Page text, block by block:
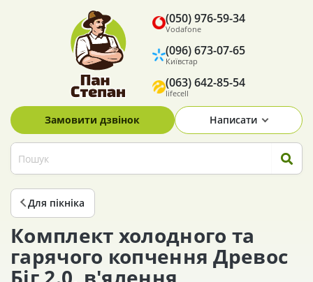
Vodafone
(050) 976-59-34
Київстар
(096) 673-07-65
lifecell
(063) 642-85-54
Замовити дзвінок Написати
Для пікніка
Комплект холодного та
гарячого копчення Древос